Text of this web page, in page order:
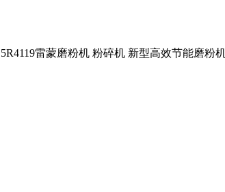
雷蒙磨粉机 粉碎机 新型高效节能磨粉